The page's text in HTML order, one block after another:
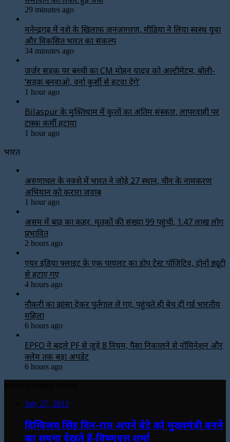
29 minutes ago
मनेन्द्रगढ़ में नशे के खिलाफ जनजागरण, मीडिया ने लिया स्वस्थ युवा
और विकसित भारत का संकल्प
34 minutes ago
जर्जर सड़क पर बच्ची का CM मोहन यादव को अल्टीमेटम, बोली-
‘सड़क बनवाओ, वर्ना कुर्सी से हटवा देंगे’
1 hour ago
Bilaspur के मुक्तिधाम में कुत्तों का अंतिम संस्कार, लापरवाही पर
टास्क कर्मी हटाया
1 hour ago
भारत
अरुणाचल के नक्शे में भारत ने जोड़े 27 स्थान, चीन के नामकरण
अभियान को करारा जवाब
1 hour ago
असम में बाढ़ का कहर, मृतकों की संख्या 99 पहुंची, 1.47 लाख लोग
प्रभावित
2 hours ago
एयर इंडिया फ्लाइट के एक पायलट का डोप टेस्ट पॉजिटिव, दोनों ड्यूटी
से हटाए गए
4 hours ago
नौकरी का झांसा देकर पुर्तगाल ले गए, पहुंचते ही बेच दी गई भारतीय
महिला
6 hours ago
EPFO ने बदले PF से जुड़े 8 नियम, पैसा निकालने से नॉमिनेशन और
क्लेम तक बड़ा अपडेट
6 hours ago
July 27, 2023
दिग्विजय सिंह दिन-रात अपने बेटे को मुख्यमंत्री बनने
का सपना देखते हैं-विष्णुदत्त शर्मा